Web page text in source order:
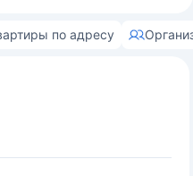
по адресу